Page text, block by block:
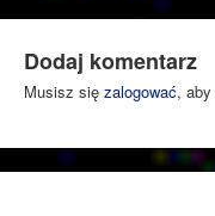
Dodaj komentarz
Musisz się zalogować,